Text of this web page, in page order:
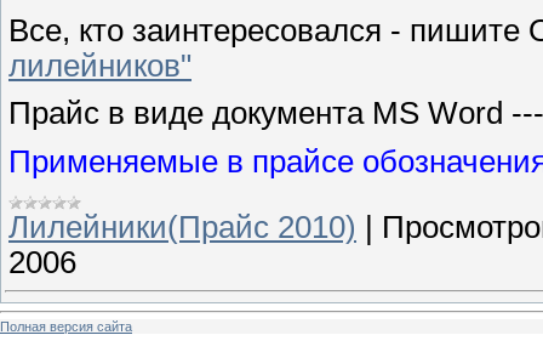
Все, кто заинтересовался -
лилейников"
Прайс в виде документа MS Word
Применяемые в прайсе
Лилейники(Прайс 2010) |
2006
Полная версия сайта